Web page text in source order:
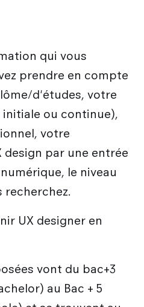
qui vous
prendre en compte
d'études, votre
ou continue),
votre
par une entrée
le niveau
recherchez.
UX designer en
vont du bac+3
au Bac + 5